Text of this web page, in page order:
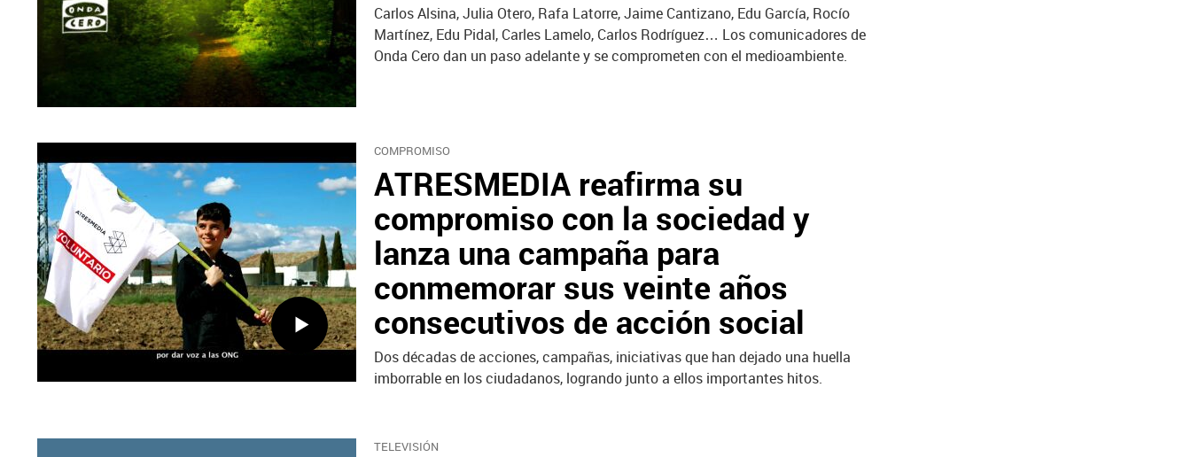
Carlos Alsina, Julia Otero, Rafa Latorre, Jaime Cantizano, Edu García, Rocío
Martínez, Edu Pidal, Carles Lamelo, Carlos Rodríguez… Los comunicadores de
Onda Cero dan un paso adelante y se comprometen con el medioambiente.
COMPROMISO
ATRESMEDIA reafirma su
compromiso con la sociedad y
lanza una campaña para
conmemorar sus veinte años
consecutivos de acción social
Dos décadas de acciones, campañas, iniciativas que han dejado una huella
imborrable en los ciudadanos, logrando junto a ellos importantes hitos.
TELEVISIÓN